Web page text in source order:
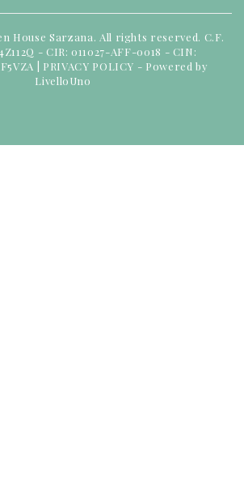
House Sarzana. All rights reserved. C.F.
- CIR: 011027-AFF-0018 - CIN:
| PRIVACY POLICY - Powered by
LivelloUno